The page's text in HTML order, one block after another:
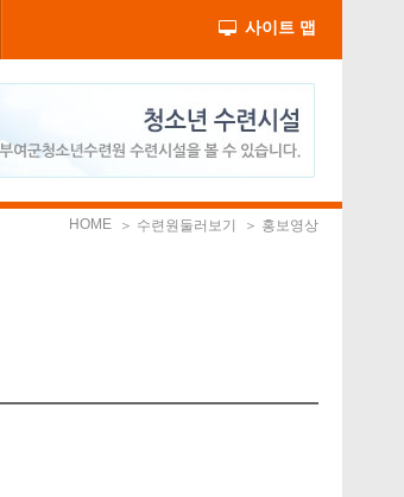
사이트 맵
HOME ＞ 수련원둘러보기 ＞ 홍보영상